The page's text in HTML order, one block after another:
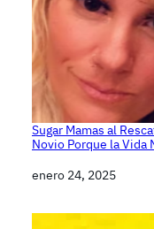
Sugar Mamas al
Novio Porque la Vida
Fecha
enero 24, 2025